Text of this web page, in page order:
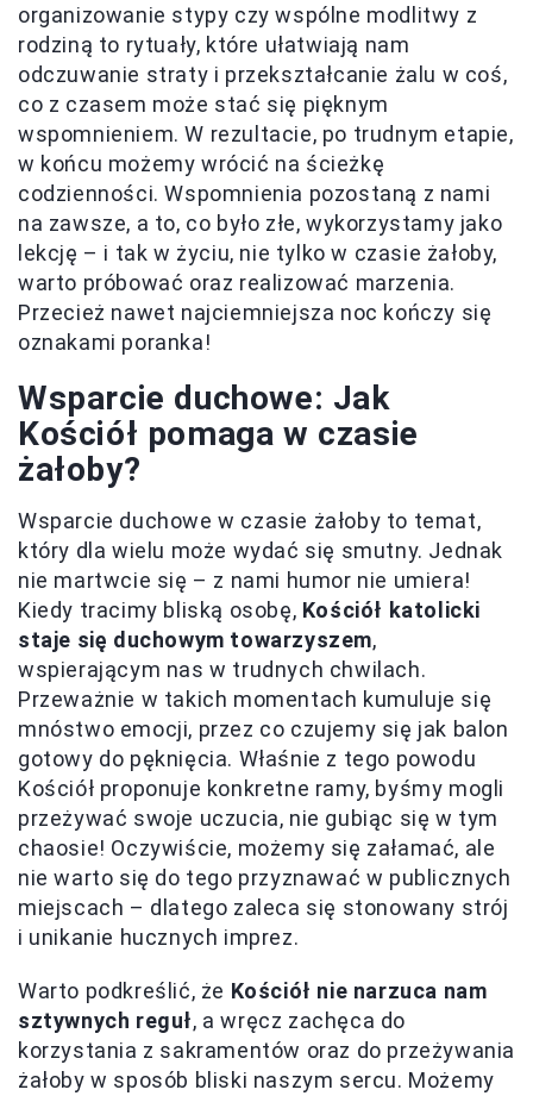
organizowanie stypy czy wspólne modlitwy z
rodziną to rytuały, które ułatwiają nam
odczuwanie straty i przekształcanie żalu w coś,
co z czasem może stać się pięknym
wspomnieniem. W rezultacie, po trudnym etapie,
w końcu możemy wrócić na ścieżkę
codzienności. Wspomnienia pozostaną z nami
na zawsze, a to, co było złe, wykorzystamy jako
lekcję – i tak w życiu, nie tylko w czasie żałoby,
warto próbować oraz realizować marzenia.
Przecież nawet najciemniejsza noc kończy się
oznakami poranka!
Wsparcie duchowe: Jak
Kościół pomaga w czasie
żałoby?
Wsparcie duchowe w czasie żałoby to temat,
który dla wielu może wydać się smutny. Jednak
nie martwcie się – z nami humor nie umiera!
Kiedy tracimy bliską osobę, Kościół katolicki
staje się duchowym towarzyszem,
wspierającym nas w trudnych chwilach.
Przeważnie w takich momentach kumuluje się
mnóstwo emocji, przez co czujemy się jak balon
gotowy do pęknięcia. Właśnie z tego powodu
Kościół proponuje konkretne ramy, byśmy mogli
przeżywać swoje uczucia, nie gubiąc się w tym
chaosie! Oczywiście, możemy się załamać, ale
nie warto się do tego przyznawać w publicznych
miejscach – dlatego zaleca się stonowany strój
i unikanie hucznych imprez.
Warto podkreślić, że Kościół nie narzuca nam
sztywnych reguł, a wręcz zachęca do
korzystania z sakramentów oraz do przeżywania
żałoby w sposób bliski naszym sercu. Możemy